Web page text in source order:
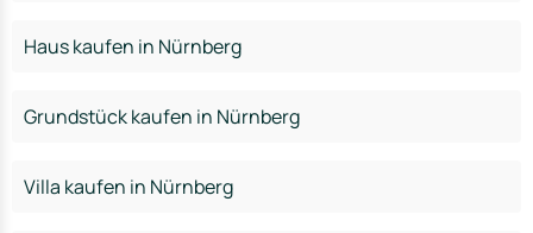
Haus kaufen in Nürnberg
Grundstück kaufen in Nürnberg
Villa kaufen in Nürnberg